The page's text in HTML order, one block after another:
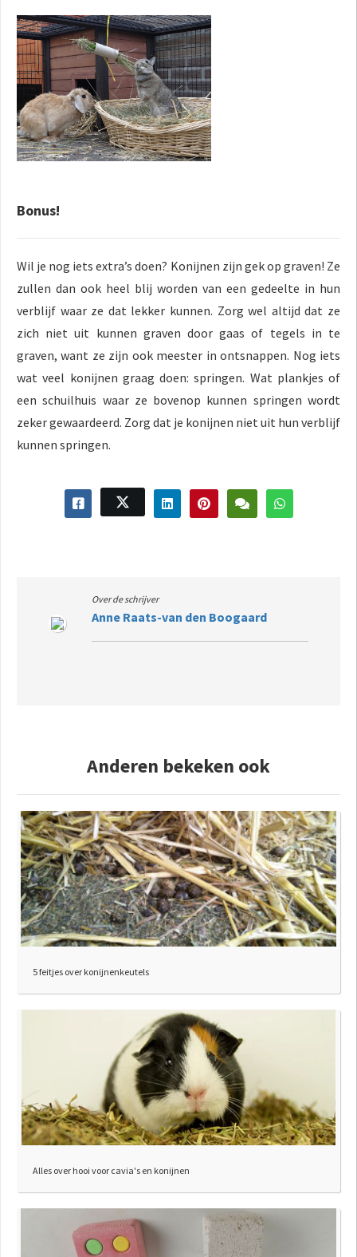
Bonus!
Wil je nog iets extra’s doen? Konijnen zijn gek op graven! Ze
zullen dan ook heel blij worden van een gedeelte in hun
verblijf waar ze dat lekker kunnen. Zorg wel altijd dat ze
zich niet uit kunnen graven door gaas of tegels in te
graven, want ze zijn ook meester in ontsnappen. Nog iets
wat veel konijnen graag doen: springen. Wat plankjes of
een schuilhuis waar ze bovenop kunnen springen wordt
zeker gewaardeerd. Zorg dat je konijnen niet uit hun verblijf
kunnen springen.
Over de schrijver
Anne Raats-van den Boogaard
Anderen bekeken ook
5 feitjes over konijnenkeutels
Alles over hooi voor cavia's en konijnen